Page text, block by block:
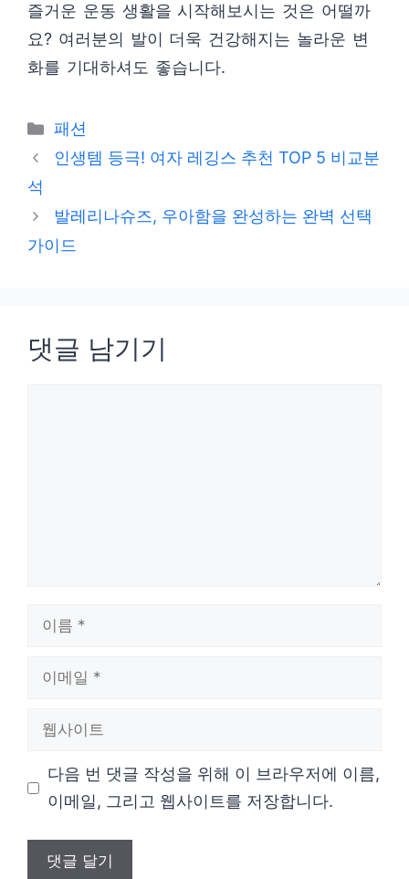
즐거운 운동 생활을 시작해보시는 것은 어떨까
요? 여러분의 발이 더욱 건강해지는 놀라운 변
화를 기대하셔도 좋습니다.
카
테
패션
인생템 등극! 여자 레깅스 추천 TOP 5 비교분
석
발레리나슈즈, 우아함을 완성하는 완벽 선택
가이드
댓글 남기기
다음 번 댓글 작성을 위해 이 브라우저에 이름,
이메일, 그리고 웹사이트를 저장합니다.